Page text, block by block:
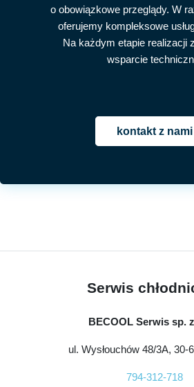
o obowiązkowe przeglądy. W
oferujemy kompleksowe
Na każdym etapie realizacji
wsparcie
kontakt z nami
Serwis
BECOOL Serwis sp.
ul. Wysłouchów 48/3A, 30-
794-312-718